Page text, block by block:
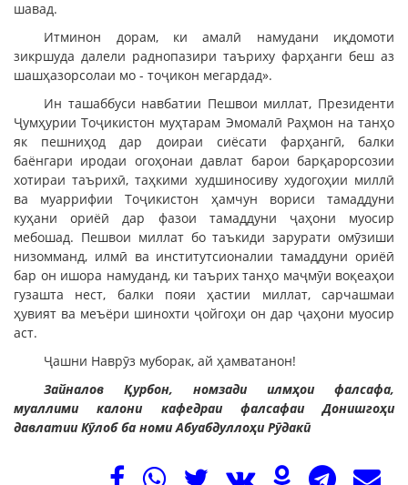
шавад.
Итминон дорам, ки амалӣ намудани иқдомоти
зикршуда далели раднопазири таъриху фарҳанги беш аз
шашҳазорсолаи мо - тоҷикон мегардад».
Ин ташаббуси навбатии Пешвои миллат, Президенти
Ҷумҳурии Тоҷикистон муҳтарам Эмомалӣ Раҳмон на танҳо
як пешниҳод дар доираи сиёсати фарҳангӣ, балки
баёнгари иродаи огоҳонаи давлат барои барқарорсозии
хотираи таърихӣ, таҳкими худшиносиву худогоҳии миллӣ
ва муаррифии Тоҷикистон ҳамчун вориси тамаддуни
куҳани ориёӣ дар фазои тамаддуни ҷаҳони муосир
мебошад. Пешвои миллат бо таъкиди зарурати омӯзиши
низомманд, илмӣ ва институтсионалии тамаддуни ориёӣ
бар он ишора намуданд, ки таърих танҳо маҷмӯи воқеаҳои
гузашта нест, балки пояи ҳастии миллат, сарчашмаи
ҳувият ва меъёри шинохти ҷойгоҳи он дар ҷаҳони муосир
аст.
Ҷашни Наврӯз муборак, ай ҳамватанон!
Зайналов Қурбон, номзади илмҳои фалсафа,
муаллими калони кафедраи фалсафаи Донишгоҳи
давлатии Кӯлоб ба номи Абуабдуллоҳи Рӯдакӣ